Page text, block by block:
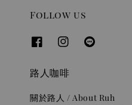
Follow us
路人咖啡
關於路人 / About Ruh